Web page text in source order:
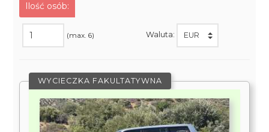
Ilość osób:
(max. 6) Waluta:
WYCIECZKA FAKULTATYWNA